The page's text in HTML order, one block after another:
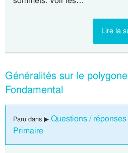
Lire la
Généralités sur le
Fondamental
Paru dans ▶ Questions /
Primaire